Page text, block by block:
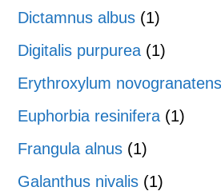
Dictamnus albus (1)
Digitalis purpurea (1)
Erythroxylum
Euphorbia resinifera (1)
Frangula alnus (1)
Galanthus nivalis (1)